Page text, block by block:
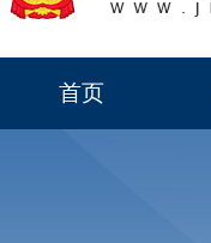
首页